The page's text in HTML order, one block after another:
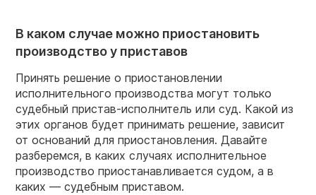
В каком случае можно приостановить
производство у приставов
Принять решение о приостановлении
исполнительного производства могут только
судебный пристав-исполнитель или суд. Какой из
этих органов будет принимать решение, зависит
от оснований для приостановления. Давайте
разберемся, в каких случаях исполнительное
производство приостанавливается судом, а в
каких — судебным приставом.